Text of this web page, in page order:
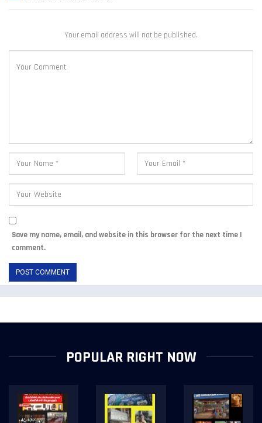
Your email address will not be published.
Save my name, email, and website in this browser for the next time I
comment.
POPULAR RIGHT NOW